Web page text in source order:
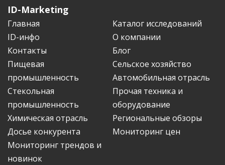
ID-Marketing
Главная
Каталог исследований
ID-инфо
О компании
Контакты
Блог
Пищевая
промышленность
Сельское хозяйство
Автомобильная отрасль
Стекольная
промышленность
Прочая техника и
оборудование
Химическая отрасль
Региональные обзоры
Досье конкурента
Мониторинг цен
Мониторинг трендов и
новинок